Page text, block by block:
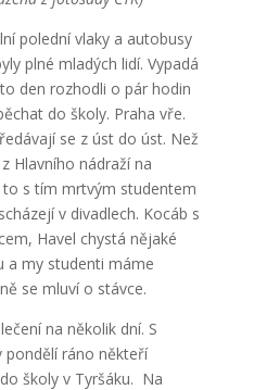
polední vlaky a autobusy
plné mladých lidí. Vypadá
den rozhodli o pár hodin
do školy. Praha vře.
se z úst do úst. Než
Hlavního nádraží na
to s tím mrtvým studentem
v divadlech. Kocáb s
Havel chystá nějaké
a my studenti máme
se mluví o stávce.
na několik dní. S
ráno někteří
školy v Tyršáku. Na